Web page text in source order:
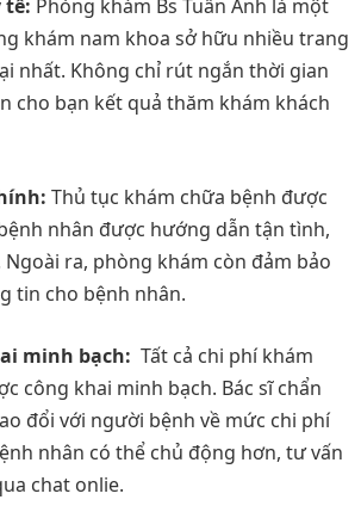
tế: Phòng khám Bs Tuấn Anh là một
khám nam khoa sở hữu nhiều trang
nhất. Không chỉ rút ngắn thời gian
cho bạn kết quả thăm khám khách
Thủ tục khám chữa bệnh được
nhân được hướng dẫn tận tình,
Ngoài ra, phòng khám còn đảm bảo
tin cho bệnh nhân.
minh bạch: Tất cả chi phí khám
công khai minh bạch. Bác sĩ chẩn
đổi với người bệnh về mức chi phí
nhân có thể chủ động hơn, tư vấn
chat onlie.